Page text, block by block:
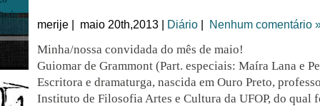
merije | maio 20th,2013 | Diário Nenhum comentário
Minha/nossa convidada do mês de maio!
Guiomar de Grammont (Part. especiais: Maíra Lana e
Escritora e dramaturga, nascida em Ouro Preto,
Instituto de Filosofia Artes e Cultura da UFOP, do qual